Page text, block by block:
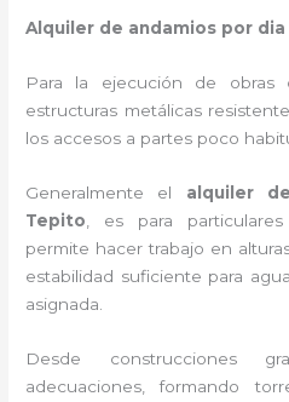
Alquiler de andamios por
Para la ejecución de obras
estructuras metálicas
los accesos a partes poco
Generalmente el alquiler
Tepito , es para
permite hacer trabajo en
estabilidad suficiente para
asignada.
Desde construcciones
adecuaciones, formando